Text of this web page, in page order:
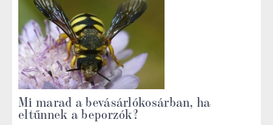
Mi marad a bevásárlókosárban, ha
eltűnnek a beporzók?